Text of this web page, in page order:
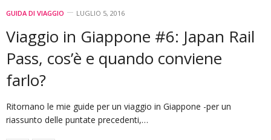
GUIDA DI VIAGGIO LUGLIO 5, 2016
Viaggio in Giappone #6: Japan Rail
Pass, cos’è e quando conviene
farlo?
Ritornano le mie guide per un viaggio in Giappone -per un
riassunto delle puntate precedenti,…